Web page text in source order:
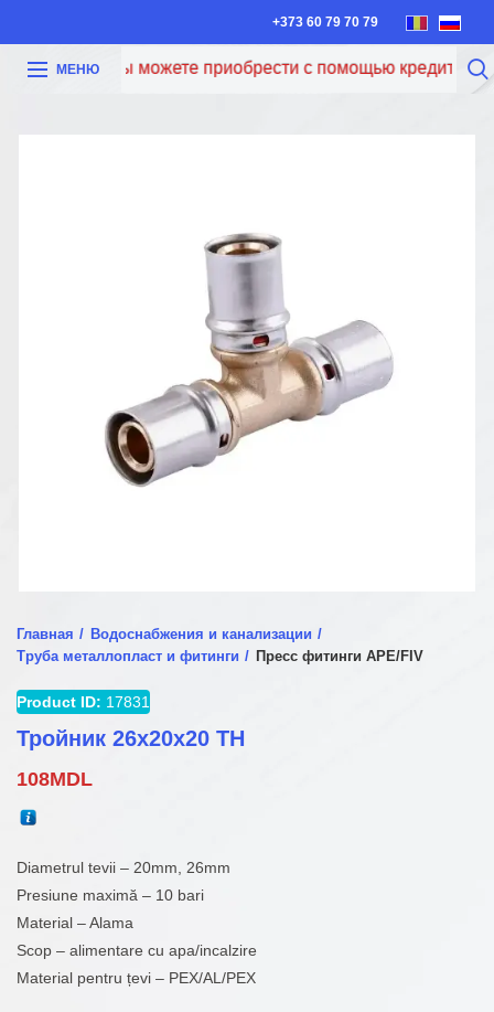
+373 60 79 70 79
МЕНЮ
Теперь вы можете приобрести с помощью кредита
Главная
Водоснабжения и канализации
Труба металлопласт и фитинги
Пресс фитинги APE/FIV
Product ID: 17831
Тройник 26x20x20 TH
108MDL
Diametrul tevii – 20mm, 26mm
Presiune maximă – 10 bari
Material – Alama
Scop – alimentare cu apa/incalzire
Material pentru țevi – PEX/AL/PEX